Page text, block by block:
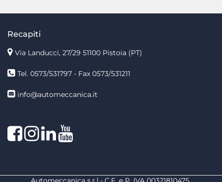
Recapiti
Via Landucci, 27/29 51100 Pistoia (PT)
Tel. 0573/531797 - Fax 0573/531211
info@automeccanica.it
FacebookInstagram
linkedin